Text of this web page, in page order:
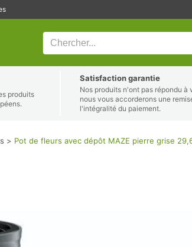
Pot de fleurs avec dépôt MAZE pierre grise
produits
Satisfaction garantie
Nos produits n'ont pas répondu
nous vous accorderons une
l'intégralité du paiement.